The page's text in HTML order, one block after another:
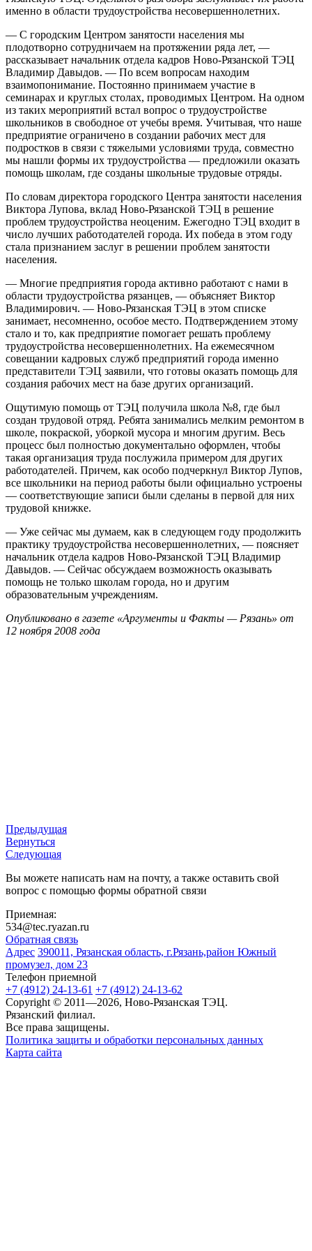
именно в области трудоустройства несовершеннолетних.
— С городским Центром занятости населения мы
плодотворно сотрудничаем на протяжении ряда лет, —
рассказывает начальник отдела кадров Ново-Рязанской ТЭЦ
Владимир Давыдов. — По всем вопросам находим
взаимопонимание. Постоянно принимаем участие в
семинарах и круглых столах, проводимых Центром. На одном
из таких мероприятий встал вопрос о трудоустройстве
школьников в свободное от учебы время. Учитывая, что наше
предприятие ограничено в создании рабочих мест для
подростков в связи с тяжелыми условиями труда, совместно
мы нашли формы их трудоустройства — предложили оказать
помощь школам, где созданы школьные трудовые отряды.
По словам директора городского Центра занятости населения
Виктора Лупова, вклад Ново-Рязанской ТЭЦ в решение
проблем трудоустройства неоценим. Ежегодно ТЭЦ входит в
число лучших работодателей города. Их победа в этом году
стала признанием заслуг в решении проблем занятости
населения.
— Многие предприятия города активно работают с нами в
области трудоустройства рязанцев, — объясняет Виктор
Владимирович. — Ново-Рязанская ТЭЦ в этом списке
занимает, несомненно, особое место. Подтверждением этому
стало и то, как предприятие помогает решать проблему
трудоустройства несовершеннолетних. На ежемесячном
совещании кадровых служб предприятий города именно
представители ТЭЦ заявили, что готовы оказать помощь для
создания рабочих мест на базе других организаций.
Ощутимую помощь от ТЭЦ получила школа №8, где был
создан трудовой отряд. Ребята занимались мелким ремонтом в
школе, покраской, уборкой мусора и многим другим. Весь
процесс был полностью документально оформлен, чтобы
такая организация труда послужила примером для других
работодателей. Причем, как особо подчеркнул Виктор Лупов,
все школьники на период работы были официально устроены
— соответствующие записи были сделаны в первой для них
трудовой книжке.
— Уже сейчас мы думаем, как в следующем году продолжить
практику трудоустройства несовершеннолетних, — поясняет
начальник отдела кадров Ново-Рязанской ТЭЦ Владимир
Давыдов. — Сейчас обсуждаем возможность оказывать
помощь не только школам города, но и другим
образовательным учреждениям.
Опубликовано в газете «Аргументы и Факты — Рязань» от
12 ноября 2008 года
Предыдущая
Вернуться
Следующая
Вы можете написать нам на почту, а также оставить свой
вопрос с помощью формы обратной связи
Приемная:
534@tec.ryazan.ru
Обратная связь
Адрес 390011, Рязанская область, г.Рязань,район Южный
промузел, дом 23
Телефон приемной
+7 (4912) 24-13-61 +7 (4912) 24-13-62
Copyright © 2011—2026, Ново-Рязанская ТЭЦ.
Рязанский филиал.
Все права защищены.
Политика защиты и обработки персональных данных
Карта сайта